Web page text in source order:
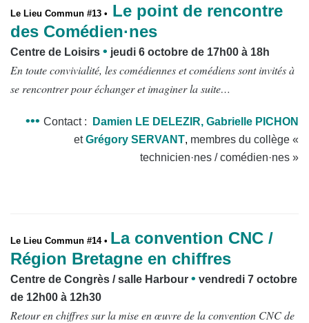
Le Lieu Commun #13 • Le point de rencontre
des Comédien·nes
Centre de Loisirs • jeudi 6 octobre de 17h00 à 18h
En toute convivialité, les comédiennes et comédiens sont invités à
se rencontrer pour échanger et imaginer la suite…
••• Contact : Damien LE DELEZIR, Gabrielle PICHON
etGrégory SERVANT, membres du collège «
technicien·nes / comédien·nes »
Le Lieu Commun #14 • La convention CNC /
Région Bretagne en chiffres
Centre de Congrès / salle Harbour • vendredi 7 octobre
de 12h00 à 12h30
Retour en chiffres sur la mise en œuvre de la convention CNC de